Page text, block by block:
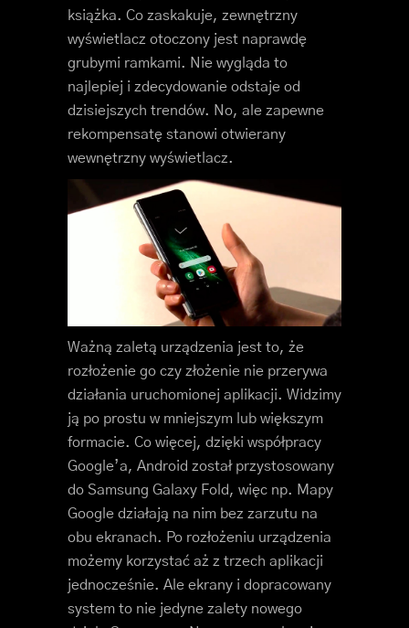
książka. Co zaskakuje, zewnętrzny
wyświetlacz otoczony jest naprawdę
grubymi ramkami. Nie wygląda to
najlepiej i zdecydowanie odstaje od
dzisiejszych trendów. No, ale zapewne
rekompensatę stanowi otwierany
wewnętrzny wyświetlacz.
Ważną zaletą urządzenia jest to, że
rozłożenie go czy złożenie nie przerywa
działania uruchomionej aplikacji. Widzimy
ją po prostu w mniejszym lub większym
formacie. Co więcej, dzięki współpracy
Google’a, Android został przystosowany
do Samsung Galaxy Fold, więc np. Mapy
Google działają na nim bez zarzutu na
obu ekranach. Po rozłożeniu urządzenia
możemy korzystać aż z trzech aplikacji
jednocześnie. Ale ekrany i dopracowany
system to nie jedyne zalety nowego